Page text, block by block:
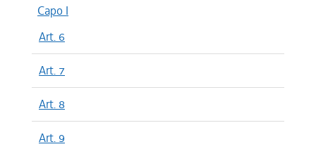
Capo I
Art. 6
Art. 7
Art. 8
Art. 9